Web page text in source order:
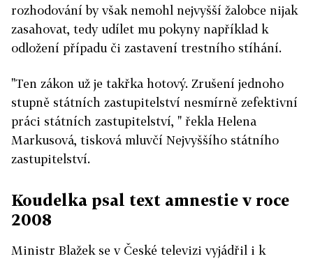
rozhodování by však nemohl nejvyšší žalobce nijak
zasahovat, tedy udílet mu pokyny například k
odložení případu či zastavení trestního stíhání.
"Ten zákon už je takřka hotový. Zrušení jednoho
stupně státních zastupitelství nesmírně zefektivní
práci státních zastupitelství, " řekla Helena
Markusová, tisková mluvčí Nejvyššího státního
zastupitelství.
Koudelka psal text amnestie v roce
2008
Ministr Blažek se v České televizi vyjádřil i k